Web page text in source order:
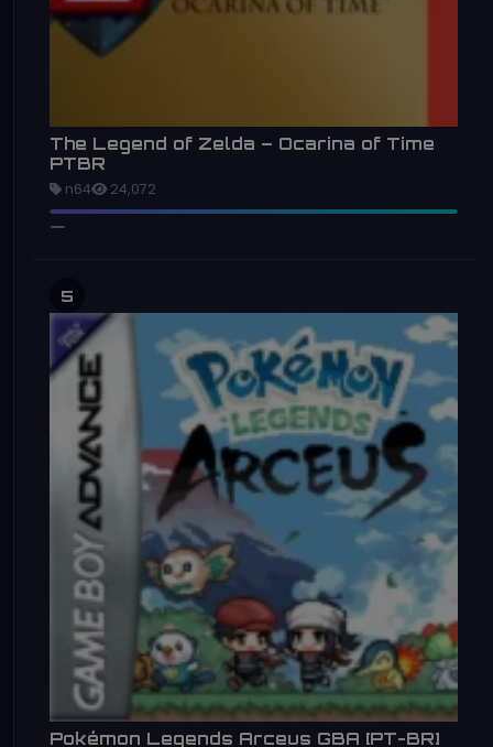
The Legend of Zelda – Ocarina of Time
PTBR
n64 24,072
5
Pokémon Legends Arceus GBA [PT-BR]